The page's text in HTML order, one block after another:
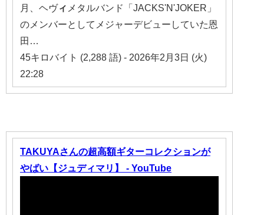
月、ヘヴィ メタルバンド「JACKS'N'JOKER」
のメンバーとしてメジャーデビューしていた恩
田…
45キロバイト (2,288 語) - 2026年2月3日 (火)
22:28
TAKUYAさんの超高額ギターコレクションが
やばい【ジュディマリ】 - YouTube